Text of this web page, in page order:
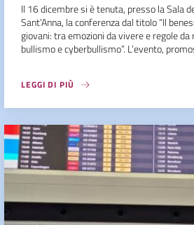
Il 16 dicembre si è tenuta, presso la Sala
Sant’Anna, la conferenza dal titolo “Il
giovani: tra emozioni da vivere e regole da
bullismo e cyberbullismo”. L’evento,
LEGGI DI PIÙ